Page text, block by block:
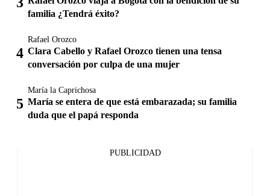
familia ¿Tendrá éxito?
Rafael Orozco
Clara Cabello y Rafael Orozco tienen una tensa
conversación por culpa de una mujer
María la Caprichosa
María se entera de que está embarazada; su familia
duda que el papá responda
PUBLICIDAD